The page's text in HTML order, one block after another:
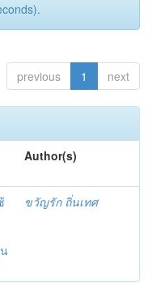
previous 1 next
Author(s)
ขวัญรัก ถิ่นเทศ